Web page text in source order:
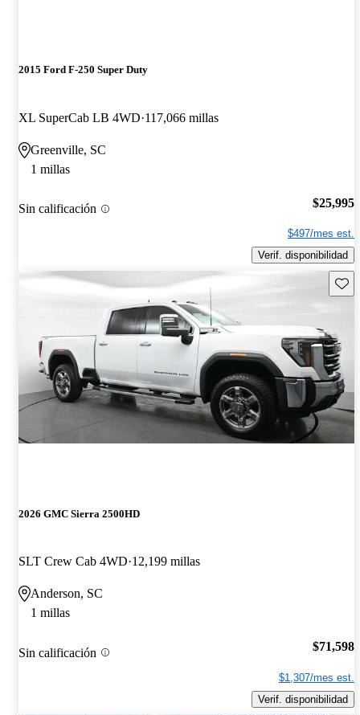
2015 Ford F-250 Super Duty
XL SuperCab LB 4WD 117,066 millas
Greenville, SC
1 millas
Sin calificación $25,995
$497/mes est.
Verif. disponibilidad
2026 GMC Sierra 2500HD
SLT Crew Cab 4WD 12,199 millas
Anderson, SC
1 millas
Sin calificación $71,598
$1,307/mes est.
Verif. disponibilidad